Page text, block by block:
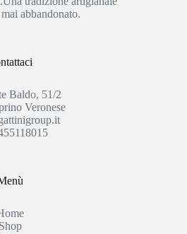
abbandonato.
Baldo, 51/2
Veronese
Shop